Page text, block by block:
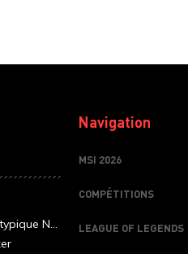
N...
Navigation
MSI 2026
COMPÉTITIONS
LEAGUE OF LEGENDS